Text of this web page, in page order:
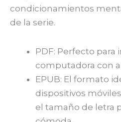
condicionamientos
de la serie.
PDF: Perfecto
computadora con
EPUB: El formato
dispositivos
el tamaño de letra